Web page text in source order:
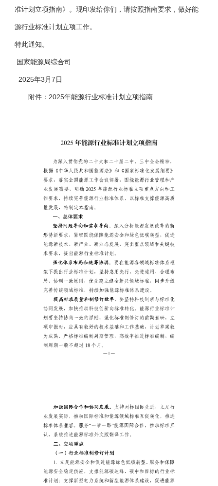
准计划立项指南》。现印发给你们，请按照指南要求，做好能
源行业标准计划立项工作。
特此通知。
国家能源局综合司
2025年3月7日
附件：2025年能源行业标准计划立项指南